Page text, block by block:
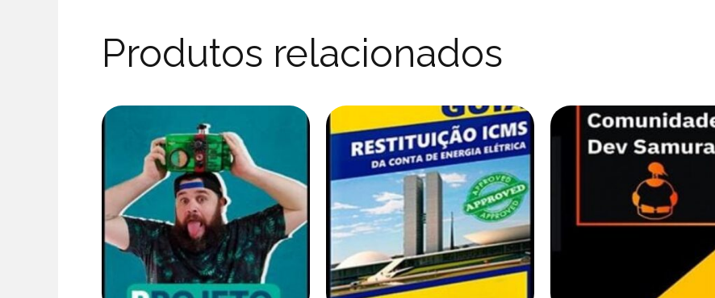
Produtos relacionados